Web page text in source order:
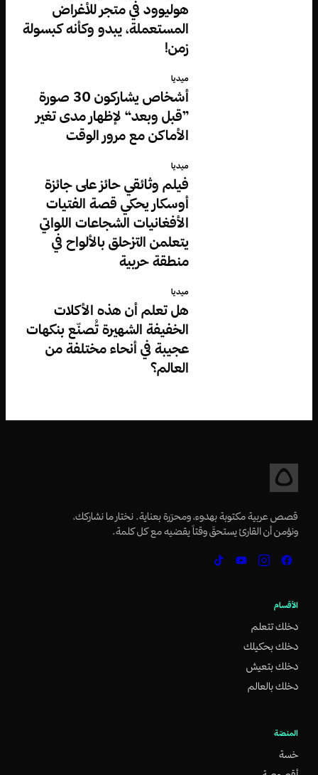
هوليوود في متجر للأغراض
المستعملة، يبدو وكأنه كبسولة
زمن!
ميديا
أشخاص يشاركون 30 صورة
”قبل وبعد“ لإظهار مدى تغير
الأماكن مع مرور الوقت
ميديا
فيلم وثائقي حائز على جائزة
أوسكار يحكي قصة الفتيات
الأفغانيات الشجاعات اللواتي
يتعلمن التزحلق بالألواح في
منطقة حربية
ميديا
هل تعلم أن هذه الأكلات
الخفيفة الشهيرة تُصنّع بنكهات
عجيبة في أنحاء مختلفة من
العالم؟
قصص عربية مكتوبة بهدوء، ومحرّرة بعناية. نختار ما نشاركك،
ونؤمن أن القارئ يستحقّ وقتاً يقضيه مع كل كلمة.
الأقسام
دخلك تتعلم
دخلك بحكيلك
دخلك بتعيش
دخلك بالعالم
المنصّة
خسة